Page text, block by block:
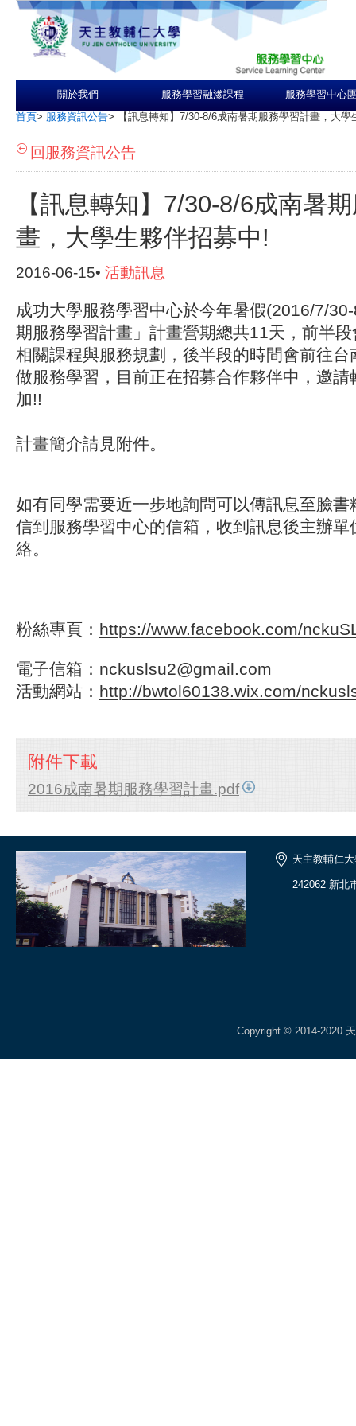
關於我們 服務學習融滲課程 服務學習中心
首頁> 服務資訊公告> 【訊息轉知】7/30-8/6成南暑期服務學習計畫，大
回服務資訊公告
【訊息轉知】7/30-8/6成南暑
畫，大學生夥伴招募中!
2016-06-15• 活動訊息
成功大學服務學習中心於今年暑假(2016/7/
期服務學習計畫」計畫營期總共11天，前半
相關課程與服務規劃， 後半段的時間會前往台
做服務學習， 目前正在招募合作夥伴中，邀
加!!
計畫簡介請見附件。
如有同學需要近一步地詢問可以傳訊息至臉書
信到服務學習中心的信箱， 收到訊息後主辦單
絡。
粉絲專頁： https://www.facebook.com/
電子信箱：nckuslsu2@gmail.com
活動網站： http://bwtol60138.wix.com/
附件下載
2016成南暑期服務學習計畫.pdf
天主教輔仁
242062 新北
Copyright © 2014-2020